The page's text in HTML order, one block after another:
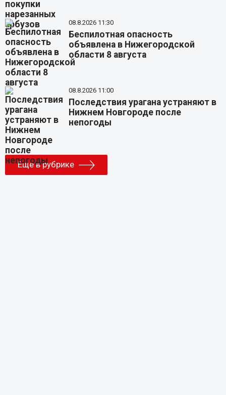
08.8.2026 11:30
Беспилотная опасность
объявлена в Нижегородской
области 8 августа
08.8.2026 11:00
Последствия урагана устраняют в
Нижнем Новгороде после
непогоды
Еще в рубрике